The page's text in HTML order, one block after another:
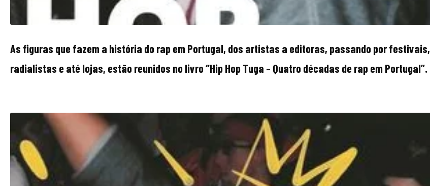
As figuras que fazem a história do rap em Portugal, dos artistas a editoras, passando por festivais,
radialistas e até lojas, estão reunidos no livro “Hip Hop Tuga – Quatro décadas de rap em Portugal”.